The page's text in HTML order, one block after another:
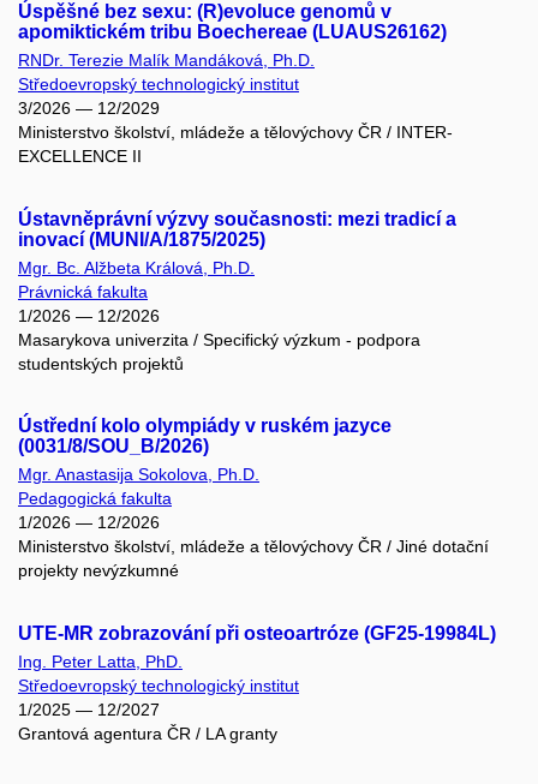
Úspěšné bez sexu: (R)evoluce genomů v
apomiktickém tribu Boechereae (LUAUS26162)
RNDr. Terezie Malík Mandáková, Ph.D.
Středoevropský technologický institut
3/2026 — 12/2029
Ministerstvo školství, mládeže a tělovýchovy ČR / INTER-
EXCELLENCE II
Ústavněprávní výzvy současnosti: mezi tradicí a
inovací (MUNI/A/1875/2025)
Mgr. Bc. Alžbeta Králová, Ph.D.
Právnická fakulta
1/2026 — 12/2026
Masarykova univerzita / Specifický výzkum - podpora
studentských projektů
Ústřední kolo olympiády v ruském jazyce
(0031/8/SOU_B/2026)
Mgr. Anastasija Sokolova, Ph.D.
Pedagogická fakulta
1/2026 — 12/2026
Ministerstvo školství, mládeže a tělovýchovy ČR / Jiné dotační
projekty nevýzkumné
UTE-MR zobrazování při osteoartróze (GF25-19984L)
Ing. Peter Latta, PhD.
Středoevropský technologický institut
1/2025 — 12/2027
Grantová agentura ČR / LA granty